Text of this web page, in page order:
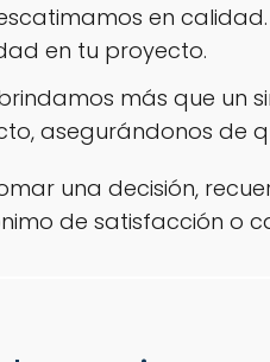
en
en tu proyecto.
más que un
asegurándonos de
una decisión,
de satisfacción o